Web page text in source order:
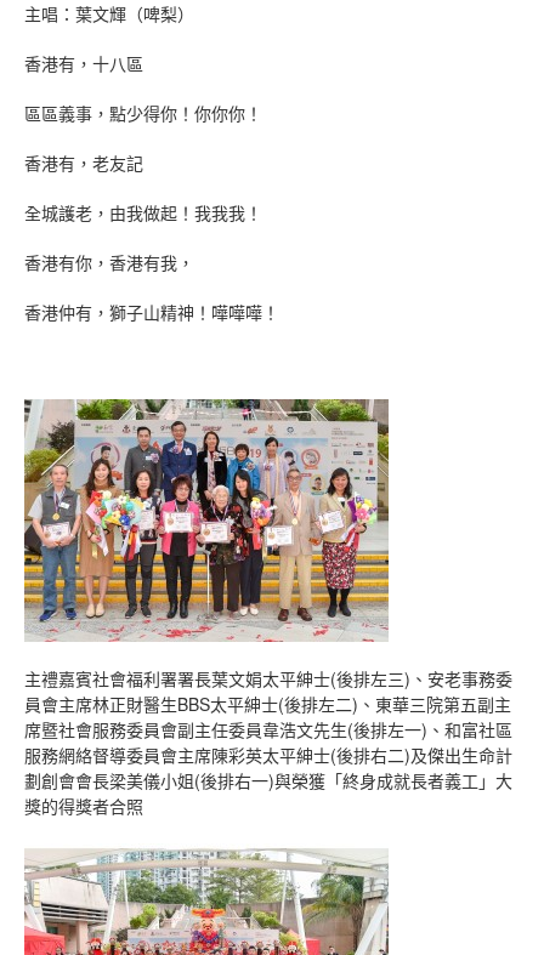
主唱：葉文輝（啤梨）
香港有，十八區
區區義事，點少得你！你你你！
香港有，老友記
全城護老，由我做起！我我我！
香港有你，香港有我，
香港仲有，獅子山精神！嘩嘩嘩！
主禮嘉賓社會福利署署長葉文娟太平紳士(後排左三)、安老事務委
員會主席林正財醫生BBS太平紳士(後排左二)、東華三院第五副主
席暨社會服務委員會副主任委員韋浩文先生(後排左一)、和富社區
服務網絡督導委員會主席陳彩英太平紳士(後排右二)及傑出生命計
劃創會會長梁美儀小姐(後排右一)與榮獲「終身成就長者義工」大
獎的得獎者合照